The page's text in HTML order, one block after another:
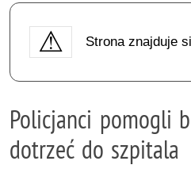
Strona znajduje
Policjanci pomogli
dotrzeć do szpitala